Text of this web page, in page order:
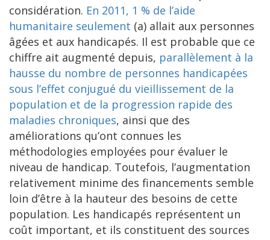
considération. En 2011, 1 % de l’aide
humanitaire seulement (a) allait aux personnes
âgées et aux handicapés. Il est probable que ce
chiffre ait augmenté depuis, parallèlement à la
hausse du nombre de personnes handicapées
sous l’effet conjugué du vieillissement de la
population et de la progression rapide des
maladies chroniques, ainsi que des
améliorations qu’ont connues les
méthodologies employées pour évaluer le
niveau de handicap. Toutefois, l’augmentation
relativement minime des financements semble
loin d’être à la hauteur des besoins de cette
population. Les handicapés représentent un
coût important, et ils constituent des sources